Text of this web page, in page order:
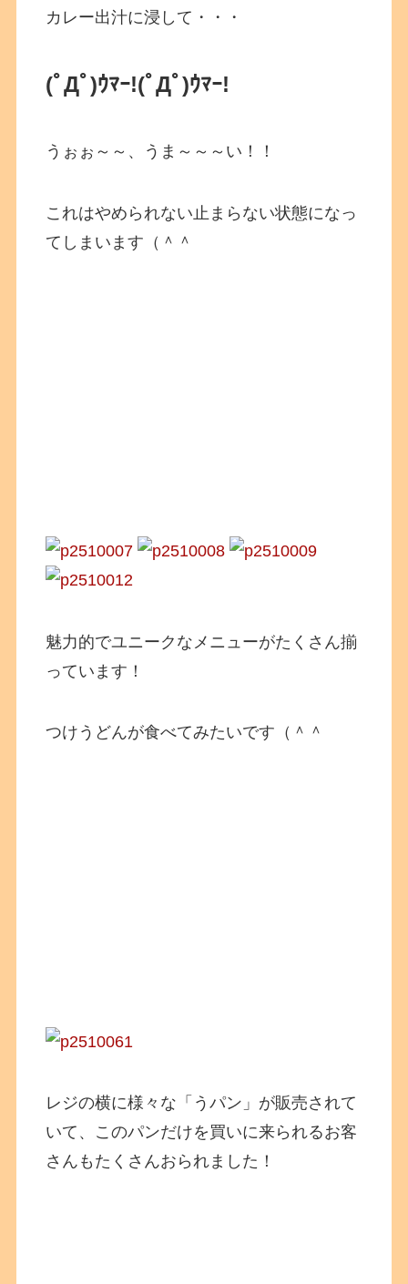
カレー出汁に浸して・・・
(ﾟДﾟ)ｳﾏｰ!(ﾟДﾟ)ｳﾏｰ!
うぉぉ～～、うま～～～い！！
これはやめられない止まらない状態になっ
てしまいます（＾＾
魅力的でユニークなメニューがたくさん揃
っています！
つけうどんが食べてみたいです（＾＾
レジの横に様々な「うパン」が販売されて
いて、このパンだけを買いに来られるお客
さんもたくさんおられました！